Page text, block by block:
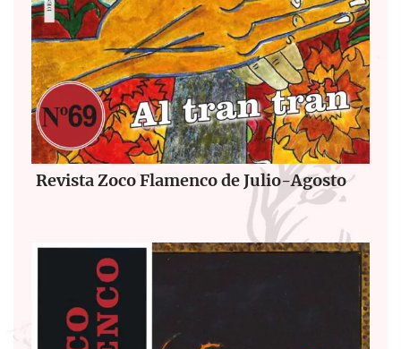
Revista Zoco Flamenco de Julio-Agosto